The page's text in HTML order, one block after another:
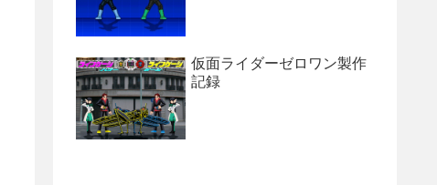
仮面ライダーゼロワン製作
記録